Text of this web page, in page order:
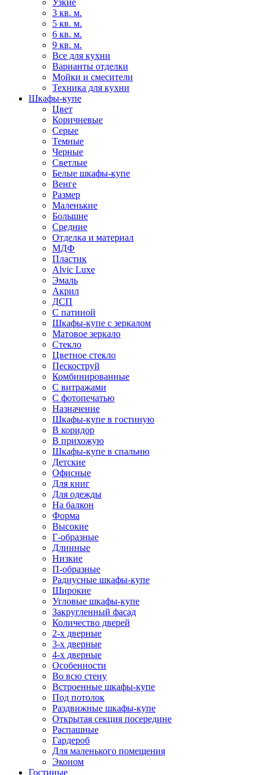
Узкие
3 кв. м.
5 кв. м.
6 кв. м.
9 кв. м.
Все для кухни
Варианты отделки
Мойки и смесители
Техника для кухни
Шкафы-купе
Цвет
Коричневые
Серые
Темные
Черные
Светлые
Белые шкафы-купе
Венге
Размер
Маленькие
Большие
Средние
Отделка и материал
МДФ
Пластик
Alvic Luxe
Эмаль
Акрил
ДСП
С патиной
Шкафы-купе с зеркалом
Матовое зеркало
Стекло
Цветное стекло
Пескоструй
Комбинированные
С витражами
С фотопечатью
Назначение
Шкафы-купе в гостиную
В коридор
В прихожую
Шкафы-купе в спальню
Детские
Офисные
Для книг
Для одежды
На балкон
Форма
Высокие
Г-образные
Длинные
Низкие
П-образные
Радиусные шкафы-купе
Широкие
Угловые шкафы-купе
Закругленный фасад
Количество дверей
2-х дверные
3-х дверные
4-х дверные
Особенности
Во всю стену
Встроенные шкафы-купе
Под потолок
Раздвижные шкафы-купе
Открытая секция посередине
Распашные
Гардероб
Для маленького помещения
Эконом
Гостиные